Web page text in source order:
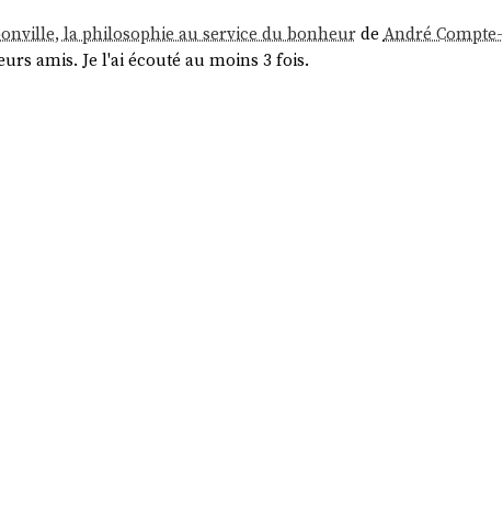
la philosophie au service du bonheurdeAndré Compte-
amis. Je l'ai écouté au moins 3 fois.